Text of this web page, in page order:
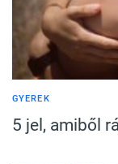
GYEREK
5 jel, amiből